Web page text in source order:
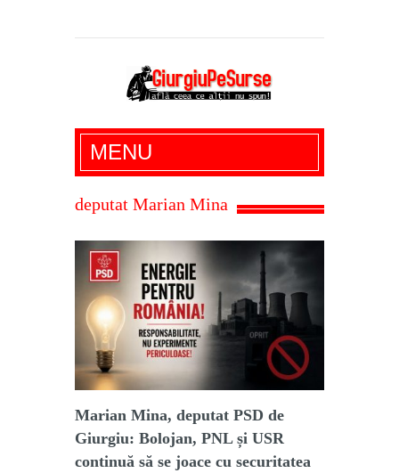
Giurgiu Pe Surse – actualitate giurgiu,
administratie giurgiu, stiri politice, social
economic, editoriale giurgiu, dezvaluiri,
MENU
deputat Marian Mina
Marian Mina, deputat PSD de
Giurgiu: Bolojan, PNL și USR
continuă să se joace cu securitatea